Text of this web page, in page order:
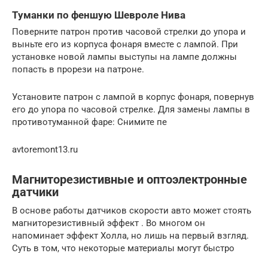
Туманки по феншую Шевроле Нива
Поверните патрон против часовой стрелки до упора и
выньте его из корпуса фонаря вместе с лампой. При
установке новой лампы выступы на лампе должны
попасть в прорези на патроне.
Установите патрон с лампой в корпус фонаря, повернув
его до упора по часовой стрелке. Для замены лампы в
противотуманной фаре: Снимите пе
avtoremont13.ru
Магниторезистивные и оптоэлектронные
датчики
В основе работы датчиков скорости авто может стоять
магниторезистивный эффект . Во многом он
напоминает эффект Холла, но лишь на первый взгляд.
Суть в том, что некоторые материалы могут быстро